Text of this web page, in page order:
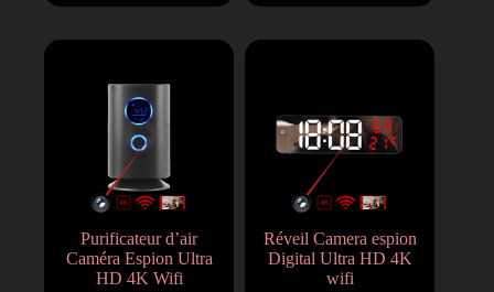
Purificateur d’air
Caméra Espion Ultra
HD 4K Wifi
Réveil Camera espion
Digital Ultra HD 4K
wifi